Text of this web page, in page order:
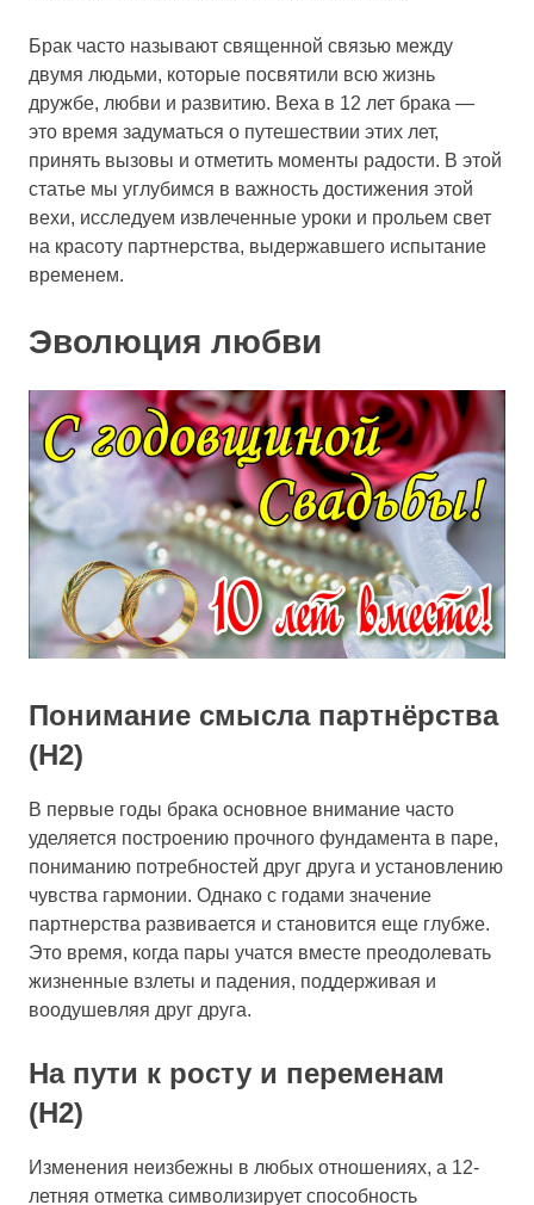
Брак часто называют священной связью между
двумя людьми, которые посвятили всю жизнь
дружбе, любви и развитию. Веха в 12 лет брака —
это время задуматься о путешествии этих лет,
принять вызовы и отметить моменты радости. В этой
статье мы углубимся в важность достижения этой
вехи, исследуем извлеченные уроки и прольем свет
на красоту партнерства, выдержавшего испытание
временем.
Эволюция любви
Понимание смысла партнёрства
(H2)
В первые годы брака основное внимание часто
уделяется построению прочного фундамента в паре,
пониманию потребностей друг друга и установлению
чувства гармонии. Однако с годами значение
партнерства развивается и становится еще глубже.
Это время, когда пары учатся вместе преодолевать
жизненные взлеты и падения, поддерживая и
воодушевляя друг друга.
На пути к росту и переменам
(H2)
Изменения неизбежны в любых отношениях, а 12-
летняя отметка символизирует способность